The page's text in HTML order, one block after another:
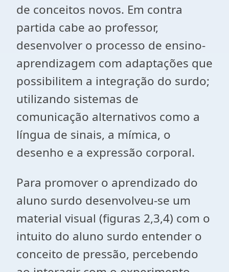
de conceitos novos. Em contra
partida cabe ao professor,
desenvolver o processo de ensino-
aprendizagem com adaptações que
possibilitem a integração do surdo;
utilizando sistemas de
comunicação alternativos como a
língua de sinais, a mímica, o
desenho e a expressão corporal.
Para promover o aprendizado do
aluno surdo desenvolveu-se um
material visual (figuras 2,3,4) com o
intuito do aluno surdo entender o
conceito de pressão, percebendo